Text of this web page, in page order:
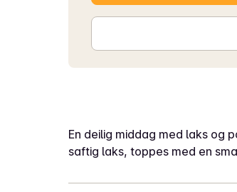
En deilig middag med laks og
saftig laks, toppes med en